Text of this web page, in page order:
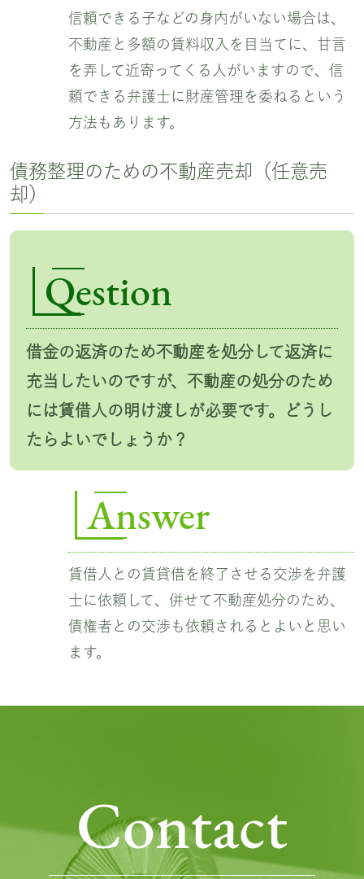
信頼できる子などの身内がいない場合は、
不動産と多額の賃料収入を目当てに、甘言
を弄して近寄ってくる人がいますので、信
頼できる弁護士に財産管理を委ねるという
方法もあります。
債務整理のための不動産売却（任意売
却）
Qestion
借金の返済のため不動産を処分して返済に
充当したいのですが、不動産の処分のため
には賃借人の明け渡しが必要です。どうし
たらよいでしょうか？
Answer
賃借人との賃貸借を終了させる交渉を弁護
士に依頼して、併せて不動産処分のため、
債権者との交渉も依頼されるとよいと思い
ます。
Contact